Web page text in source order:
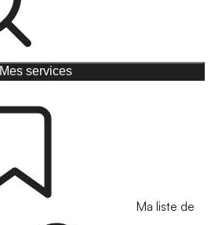
Mes services
Ma liste de